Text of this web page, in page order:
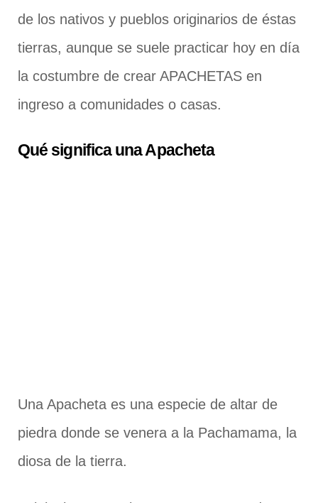
de los nativos y pueblos originarios de éstas
tierras, aunque se suele practicar hoy en día
la costumbre de crear APACHETAS en
ingreso a comunidades o casas.
Qué significa una Apacheta
Una Apacheta es una especie de altar de
piedra donde se venera a la Pachamama, la
diosa de la tierra.